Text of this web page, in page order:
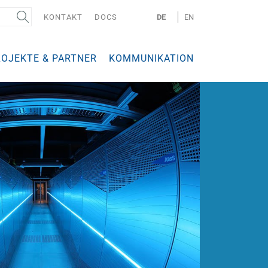
KONTAKT DOCS DE EN
& PARTNER KOMMUNIKATION